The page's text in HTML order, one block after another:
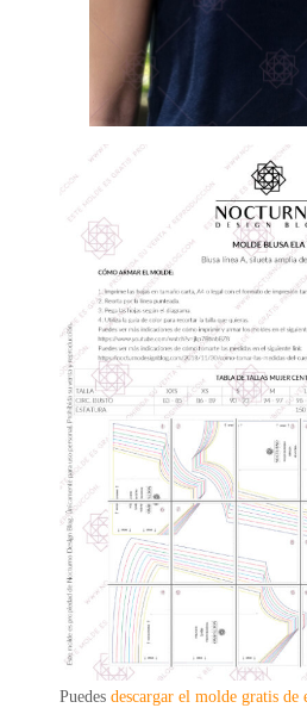
Puedes descargar el molde gratis de